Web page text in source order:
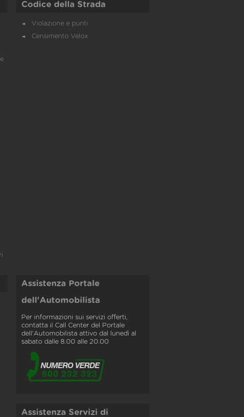
Codice della Strada
Violazione e punti
Censimento Velox
Assistenza Portale
dell'Automobilista
Per informazioni sui servizi offerti,
contatta il Call Center del Portale
dell'Automobilista attivo dal lunedì al
sabato dalle 8.00 alle 20.00
Assistenza Servizi di